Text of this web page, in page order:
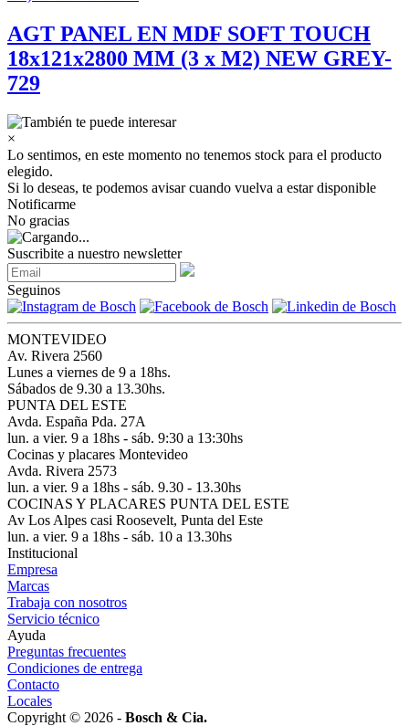
AGT PANEL EN MDF SOFT TOUCH
18x121x2800 MM (3 x M2) NEW GREY-
729
×
Lo sentimos, en este momento no tenemos stock para el producto
elegido.
Si lo deseas, te podemos avisar cuando vuelva a estar disponible
Notificarme
No gracias
Suscribite a nuestro newsletter
Seguinos
MONTEVIDEO
Av. Rivera 2560
Lunes a viernes de 9 a 18hs.
Sábados de 9.30 a 13.30hs.
PUNTA DEL ESTE
Avda. España Pda. 27A
lun. a vier. 9 a 18hs - sáb. 9:30 a 13:30hs
Cocinas y placares Montevideo
Avda. Rivera 2573
lun. a vier. 9 a 18hs - sáb. 9.30 - 13.30hs
COCINAS Y PLACARES PUNTA DEL ESTE
Av Los Alpes casi Roosevelt, Punta del Este
lun. a vier. 9 a 18hs - sáb. 10 a 13.30hs
Institucional
Empresa
Marcas
Trabaja con nosotros
Servicio técnico
Ayuda
Preguntas frecuentes
Condiciones de entrega
Contacto
Locales
Copyright © 2026 - Bosch & Cia.